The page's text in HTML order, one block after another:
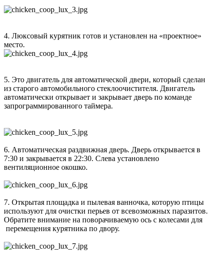
4. Люксовый курятник готов и установлен на «проектное»
место.
5. Это двигатель для автоматической двери, который сделан
из старого автомобильного стеклоочистителя. Двигатель
автоматически открывает и закрывает дверь по команде
запрограммированного таймера.
6. Автоматическая раздвижная дверь. Дверь открывается в
7:30 и закрывается в 22:30. Слева установлено
вентиляционное окошко.
7. Открытая площадка и пылевая ванночка, которую птицы
используют для очистки перьев от всевозможных паразитов.
Обратите внимание на поворачиваемую ось с колесами для
перемещения курятника по двору.